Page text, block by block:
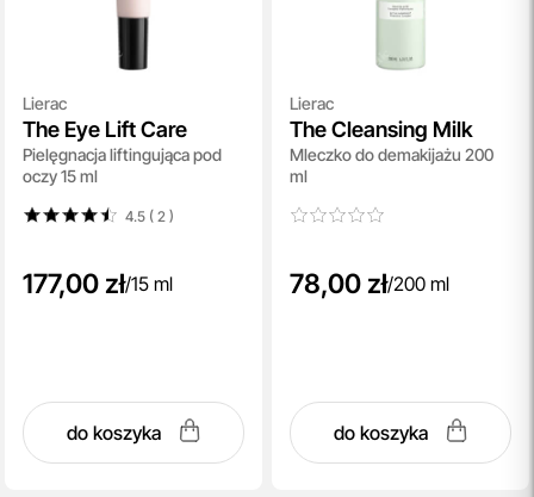
Lierac
The Eye Lift Care
Pielęgnacja liftingująca pod
oczy 15 ml
4.5 ( 2 )
177,00 zł/15 ml
do koszyka
Lierac
The Cleansing Milk
Mleczko do demakijażu 200
ml
78,00 zł/200 ml
do koszyka